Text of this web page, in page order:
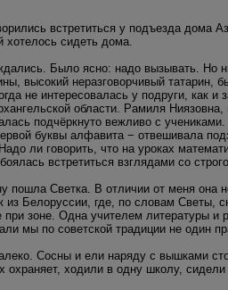
встретиться у подъезда дома
сидеть дома.
Было ясно: надо вызывать. Но
высокий неразговорчивый
не интересовалась у подруги, как
области. Рамиля
подчёркнуто вежливо с
буквы алфавита − отвешивала
ли говорить, что на уроках
встретиться взглядами со
пошла Светка. В отличии от меня она
из Белоруссии, где, по словам Светы,
зоне. Одна учителем литературы и
мы по советской традиции не один
Сосны и ели наряду с вышками
охраняет, ходили в одну школу,